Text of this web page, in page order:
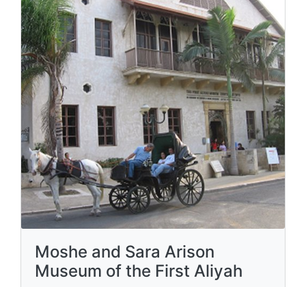
Moshe and Sara Arison
Museum of the First Aliyah